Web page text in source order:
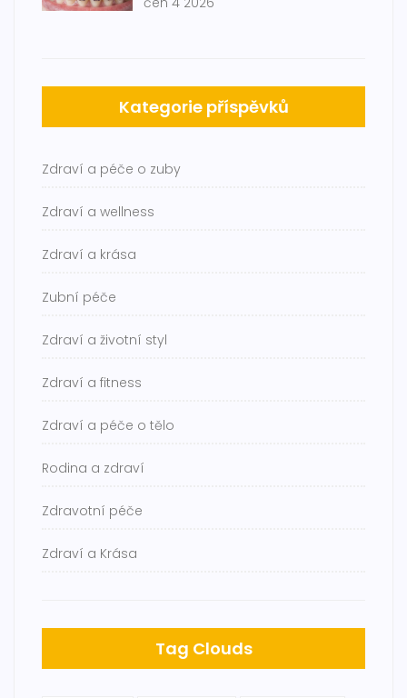
Kategorie příspěvků
Zdraví a péče o zuby
Zdraví a wellness
Zdraví a krása
Zubní péče
Zdraví a životní styl
Zdraví a fitness
Zdraví a péče o tělo
Rodina a zdraví
Zdravotní péče
Zdraví a Krása
Tag Clouds